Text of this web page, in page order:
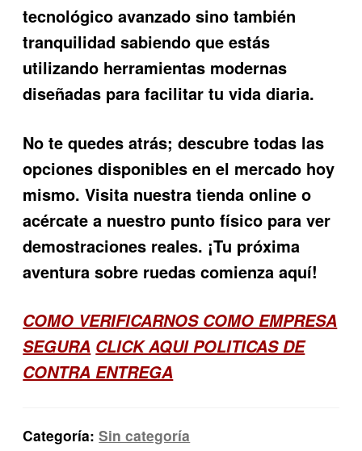
tecnológico avanzado sino también
tranquilidad sabiendo que estás
utilizando herramientas modernas
diseñadas para facilitar tu vida diaria.
No te quedes atrás; descubre todas las
opciones disponibles en el mercado hoy
mismo. Visita nuestra tienda online o
acércate a nuestro punto físico para ver
demostraciones reales. ¡Tu próxima
aventura sobre ruedas comienza aquí!
COMO VERIFICARNOS COMO EMPRESA
SEGURA CLICK AQUI POLITICAS DE
CONTRA ENTREGA
Categoría:Sin categoría